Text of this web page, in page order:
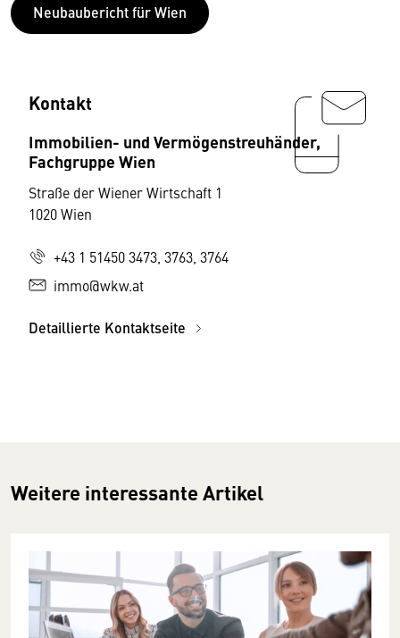
Neubaubericht für Wien
Kontakt
Immobilien- und Vermögenstreuhänder,
Fachgruppe Wien
Straße der Wiener Wirtschaft 1
1020 Wien
+43 1 51450 3473, 3763, 3764
immo@wkw.at
Detaillierte Kontaktseite
Weitere interessante Artikel